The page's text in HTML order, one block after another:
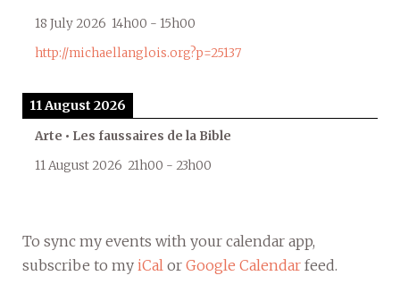
18 July 2026 14h00 - 15h00
http://michaellanglois.org?p=25137
11 August 2026
Arte • Les faussaires de la Bible
11 August 2026 21h00 - 23h00
To sync my events with your calendar app,
subscribe to my iCal or Google Calendar feed.